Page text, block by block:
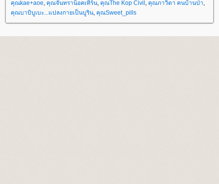
คุณkae+aoe, คุณจันทราน็อคเทิร์น, คุณThe Kop Civil , คุณภาวิดา คนบ้านป่า,
คุณบาบิบูเบะ...แปลงกายเป็นบูริน, คุณSweet_pills